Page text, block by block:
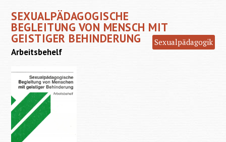
SEXUALPÄDAGOGISCHE
BEGLEITUNG VON MENSCH MIT
GEISTIGER BEHINDERUNG Sexualpädagogik
Arbeitsbehelf